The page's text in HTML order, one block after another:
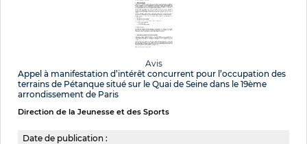
Avis
Appel à manifestation d’intérêt concurrent pour l’occupation des
terrains de Pétanque situé sur le Quai de Seine dans le 19ème
arrondissement de Paris
Direction de la Jeunesse et des Sports
Date de publication :